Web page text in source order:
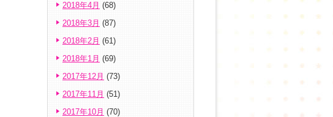
2018年4月 (68)
2018年3月 (87)
2018年2月 (61)
2018年1月 (69)
2017年12月 (73)
2017年11月 (51)
2017年10月 (70)